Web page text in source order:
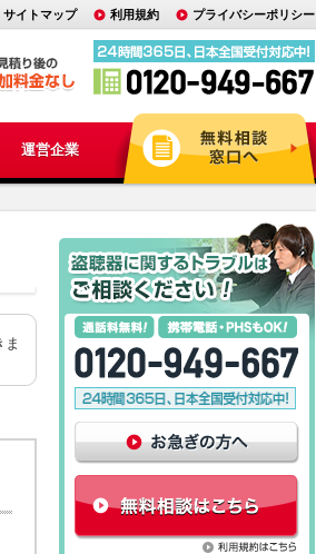
プライバシーポリシー
利用規約
サイトマップ
運営企業